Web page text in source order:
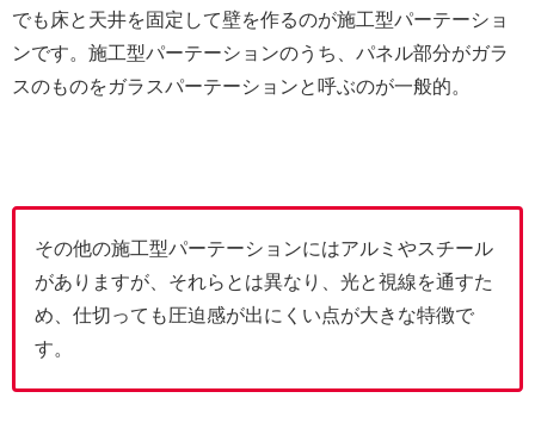
でも床と天井を固定して壁を作るのが施工型パーテーショ
ンです。施工型パーテーションのうち、パネル部分がガラ
スのものをガラスパーテーションと呼ぶのが一般的。
その他の施工型パーテーションにはアルミやスチール
がありますが、それらとは異なり、光と視線を通すた
め、仕切っても圧迫感が出にくい点が大きな特徴で
す。